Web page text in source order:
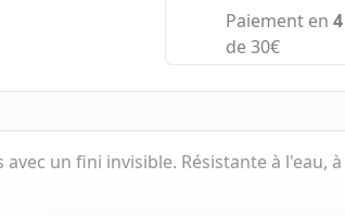
Paiement en
de 30€
un fini invisible. Résistante à